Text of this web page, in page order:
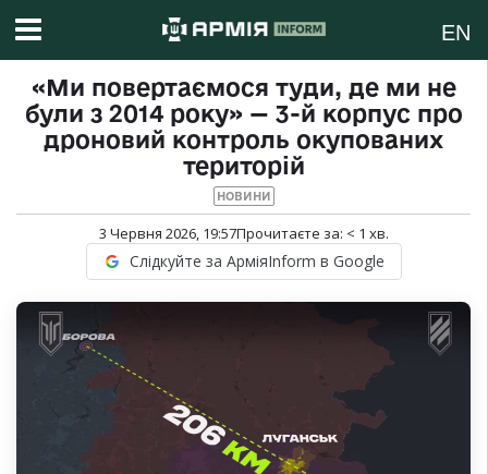
EN
«Ми повертаємося туди, де ми не
були з 2014 року» — 3-й корпус про
дроновий контроль окупованих
територій
НОВИНИ
3 Червня 2026, 19:57Прочитаєте за: < 1 хв.
Слідкуйте за АрміяInform в Google